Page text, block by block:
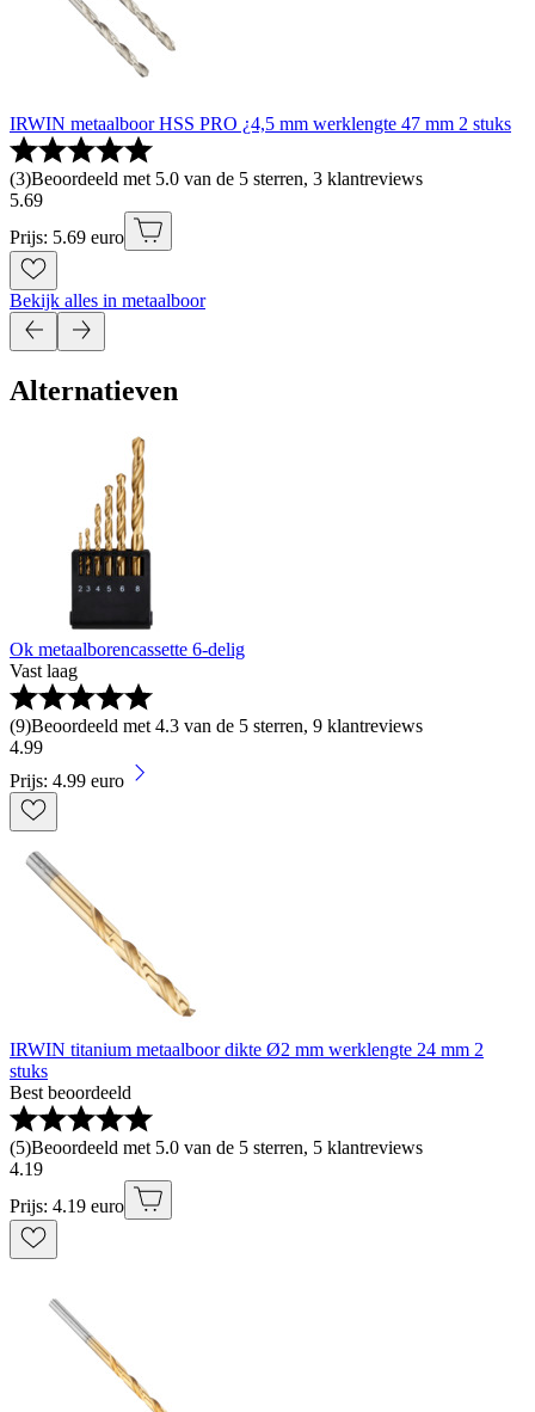
IRWIN metaalboor HSS PRO ¿4,5 mm werklengte 47 mm 2 stuks
(3)Beoordeeld met 5.0 van de 5 sterren, 3 klantreviews
5.69
Prijs: 5.69 euro
Bekijk alles in metaalboor
Alternatieven
Ok metaalborencassette 6-delig
Vast laag
(9)Beoordeeld met 4.3 van de 5 sterren, 9 klantreviews
4.99
Prijs: 4.99 euro
IRWIN titanium metaalboor dikte Ø2 mm werklengte 24 mm 2
stuks
Best beoordeeld
(5)Beoordeeld met 5.0 van de 5 sterren, 5 klantreviews
4.19
Prijs: 4.19 euro